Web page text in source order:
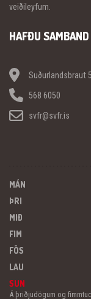
veiðileyfum.
HAFÐU SAMBAND
Suðurlandsbraut
568 6050
svfr@svfr.is
MÁN
ÞRI
MIÐ
FIM
FÖS
LAU
SUN
Á þriðjudögum og